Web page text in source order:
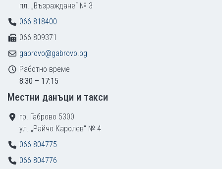
пл. „Възраждане“ № 3
066 818400
066 809371
gabrovo@gabrovo.bg
Работно време
8:30 – 17:15
Местни данъци и такси
гр. Габрово 5300
ул. „Райчо Каролев“ № 4
066 804775
066 804776